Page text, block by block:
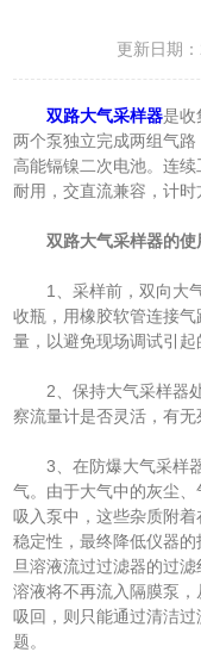
更新日期
双路大气采样器是收
两个泵独立完成两组气
高能镉镍二次电池。连
耐用，交直流兼容，计时
双路大气采样器的使
1、采样前，双向大气
收瓶，用橡胶软管连接
量，以避免现场调试引起
2、保持大气采样器处
察流量计是否灵活，有无
3、在防爆大气采样器
气。由于大气中的灰尘
吸入泵中，这些杂质附
稳定性，最终降低仪器
旦溶液流过过滤器的过
溶液将不再流入隔膜泵
吸回，则只能通过清洁
题。